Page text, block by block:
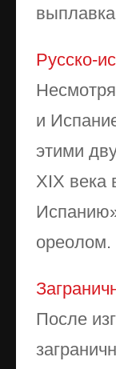
Русско-
и
этими
XIX века
После